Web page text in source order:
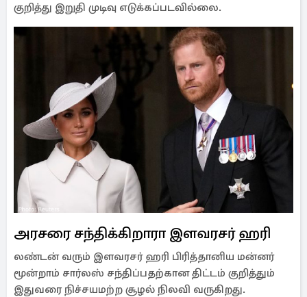
குறித்து இறுதி முடிவு எடுக்கப்படவில்லை.
அரசரை சந்திக்கிறாரா இளவரசர் ஹரி
லண்டன் வரும் இளவரசர் ஹரி பிரித்தானிய மன்னர்
மூன்றாம் சார்லஸ் சந்திப்பதற்கான திட்டம் குறித்தும்
இதுவரை நிச்சயமற்ற சூழல் நிலவி வருகிறது.